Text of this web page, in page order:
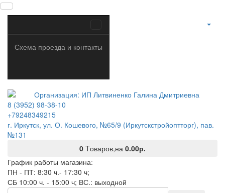
Схема проезда и контакты
8 (3952) 98-38-10
+79248349215
г. Иркутск, ул. О. Кошевого, №65/9 (Иркутскстройоптторг), пав.
№131
0 Tоваров,на 0.00р.
График работы магазина:
ПН - ПТ: 8:30 ч.- 17:30 ч;
СБ 10:00 ч. - 15:00 ч; ВС.: выходной